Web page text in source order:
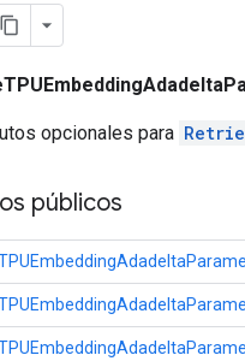
opcionales para
públicos